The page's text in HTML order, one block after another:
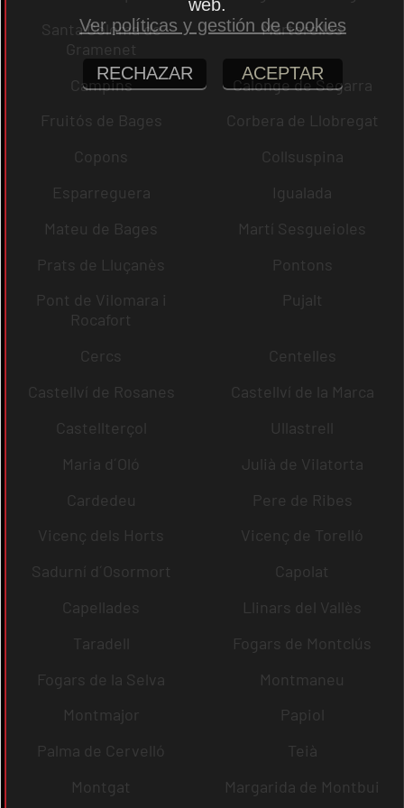
Santa Coloma de
Gramenet
Martorelles
Campins
Calonge de Segarra
Fruitós de Bages
Corbera de Llobregat
Copons
Collsuspina
Esparreguera
Igualada
Mateu de Bages
Martí Sesgueioles
Prats de Lluçanès
Pontons
Pont de Vilomara i
Rocafort
Pujalt
Cercs
Centelles
Castellví de Rosanes
Castellví de la Marca
Castellterçol
Ullastrell
Maria d´Oló
Julià de Vilatorta
Cardedeu
Pere de Ribes
Vicenç dels Horts
Vicenç de Torelló
Sadurní d´Osormort
Capolat
Capellades
Llinars del Vallès
Taradell
Fogars de Montclús
Fogars de la Selva
Montmaneu
Montmajor
Papiol
Palma de Cervelló
Teià
Montgat
Margarida de Montbui
web.
Ver políticas y gestión de cookies
RECHAZAR ACEPTAR